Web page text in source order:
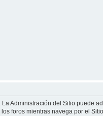
Administración del Sitio puede
foros mientras navega por el Sitio.